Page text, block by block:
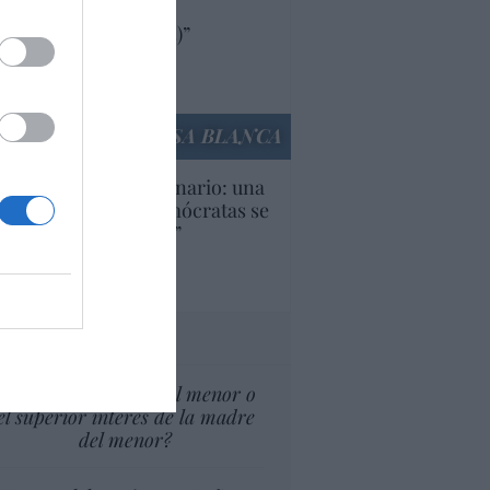
(y europeas)”
Sánchez Arjona
LA CASA BLANCA
Inquietante escenario: una
parte de los demócratas se
como “socialista”
¿El Superior interés el menor o
superior interés de la madre
del menor?